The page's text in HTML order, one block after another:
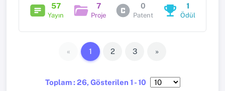
57
Yayın
7
Proje
0
Patent
1
Ödül
Toplam : 26, Gösterilen 1 - 10
« 1 2 3 »